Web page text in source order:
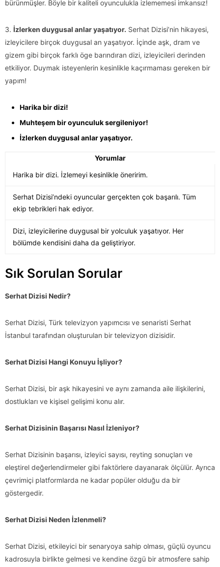
bürünmüşler. Böyle bir kaliteli oyunculukla izlememesi imkansız!
3. İzlerken duygusal anlar yaşatıyor. Serhat Dizisi’nin hikayesi,
izleyicilere birçok duygusal an yaşatıyor. İçinde aşk, dram ve
gizem gibi birçok farklı öge barındıran dizi, izleyicileri derinden
etkiliyor. Duymak isteyenlerin kesinlikle kaçırmaması gereken bir
yapım!
Harika bir dizi!
Muhteşem bir oyunculuk sergileniyor!
İzlerken duygusal anlar yaşatıyor.
Yorumlar
Harika bir dizi. İzlemeyi kesinlikle öneririm.
Serhat Dizisi’ndeki oyuncular gerçekten çok başarılı. Tüm
ekip tebrikleri hak ediyor.
Dizi, izleyicilerine duygusal bir yolculuk yaşatıyor. Her
bölümde kendisini daha da geliştiriyor.
Sık Sorulan Sorular
Serhat Dizisi Nedir?
Serhat Dizisi, Türk televizyon yapımcısı ve senaristi Serhat
İstanbul tarafından oluşturulan bir televizyon dizisidir.
Serhat Dizisi Hangi Konuyu İşliyor?
Serhat Dizisi, bir aşk hikayesini ve aynı zamanda aile ilişkilerini,
dostlukları ve kişisel gelişimi konu alır.
Serhat Dizisinin Başarısı Nasıl İzleniyor?
Serhat Dizisinin başarısı, izleyici sayısı, reyting sonuçları ve
eleştirel değerlendirmeler gibi faktörlere dayanarak ölçülür. Ayrıca
çevrimiçi platformlarda ne kadar popüler olduğu da bir
göstergedir.
Serhat Dizisi Neden İzlenmeli?
Serhat Dizisi, etkileyici bir senaryoya sahip olması, güçlü oyuncu
kadrosuyla birlikte gelmesi ve kendine özgü bir atmosfere sahip